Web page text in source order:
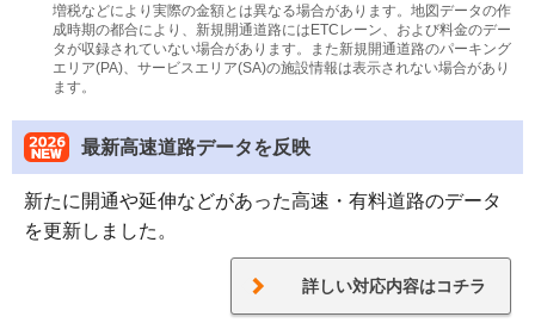
増税などにより実際の金額とは異なる場合があります。地図データの作
成時期の都合により、新規開通道路にはETCレーン、および料金のデー
タが収録されていない場合があります。また新規開通道路のパーキング
エリア(PA)、サービスエリア(SA)の施設情報は表示されない場合があり
ます。
最新高速道路データを反映
新たに開通や延伸などがあった高速・有料道路のデータ
を更新しました。
詳しい対応内容はコチラ